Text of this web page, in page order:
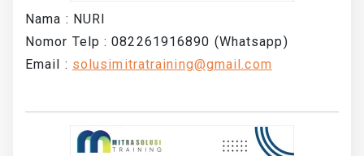
Nama : NURI
Nomor Telp : 082261916890 (Whatsapp)
Email : solusimitratraining@gmail.com